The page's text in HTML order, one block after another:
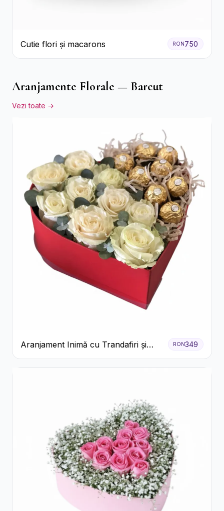
Cutie flori și macarons RON750
Aranjamente Florale — Barcut
Vezi toate →
Aranjament Inimă cu Trandafiri și
Praline Ferrero
RON349